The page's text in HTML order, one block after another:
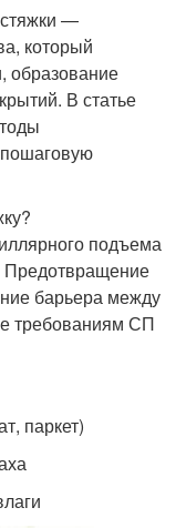
—
который
образование
В статье
подъема
Предотвращение
барьера между
требованиям СП
паркет)